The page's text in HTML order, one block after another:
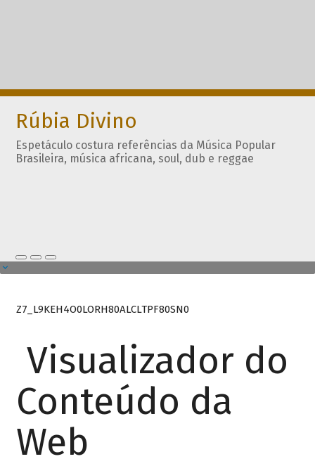
Rúbia Divino
Espetáculo costura referências da Música Popular
Brasileira, música africana, soul, dub e reggae
Z7_L9KEH4O0LORH80ALCLTPF80SN0
Visualizador do
Conteúdo da
Web